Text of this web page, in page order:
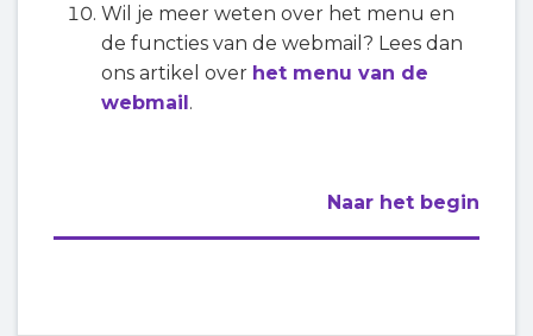
Wil je meer weten over het menu en
de functies van de webmail? Lees dan
ons artikel over het menu van de
webmail.
Naar het begin